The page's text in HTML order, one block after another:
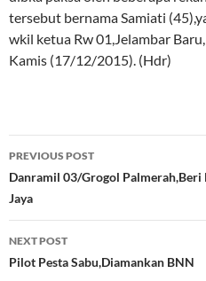
tersebut bernama Samiati
wkil ketua Rw 01,Jelambar
Kamis (17/12/2015). (Hdr)
Post
navigation
PREVIOUS POST
Danramil 03/Grogol
Jaya
NEXT POST
Pilot Pesta Sabu,Diamankan BNN